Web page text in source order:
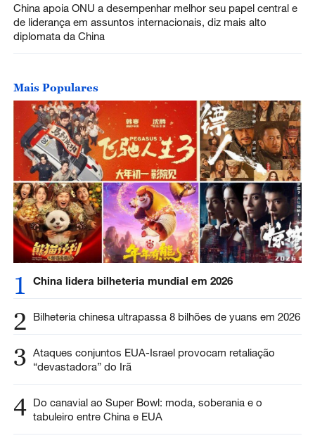
China apoia ONU a desempenhar melhor seu papel central e
de liderança em assuntos internacionais, diz mais alto
diplomata da China
Mais Populares
1 China lidera bilheteria mundial em 2026
2 Bilheteria chinesa ultrapassa 8 bilhões de yuans em 2026
3 Ataques conjuntos EUA-Israel provocam retaliação
“devastadora” do Irã
4 Do canavial ao Super Bowl: moda, soberania e o
tabuleiro entre China e EUA